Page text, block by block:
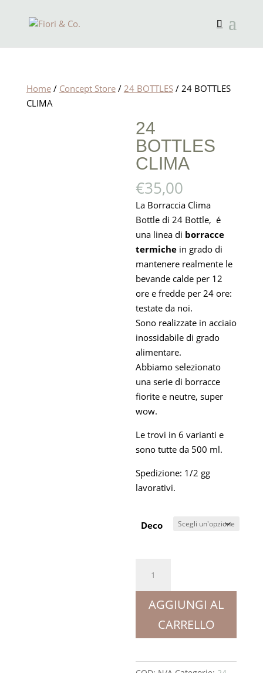
Home/ Concept Store/ 24 BOTTLES/ 24 BOTTLES
CLIMA
24
BOTTLES
CLIMA
€35,00
La Borraccia Clima
Bottle di 24 Bottle, é
una linea di borracce
termiche in grado di
mantenere realmente le
bevande calde per 12
ore e fredde per 24 ore:
testate da noi.
Sono realizzate in acciaio
inossidabile di grado
alimentare.
Abbiamo selezionato
una serie di borracce
fiorite e neutre, super
wow.
Le trovi in 6 varianti e
sono tutte da 500 ml.
Spedizione: 1/2 gg
lavorativi.
Deco
BOTTLES
CLIMA
quantità
AGGIUNGI AL
CARRELLO